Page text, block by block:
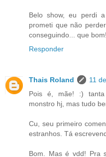
Belo show, eu perdi
prometi que não
conseguindo... que
Responder
Thais Roland
11
Pois é, mãe! :)
monstro hj, mas tudo
Cu, seu primeiro
estranhos. Tá
Bom. Mas é vdd! Pra